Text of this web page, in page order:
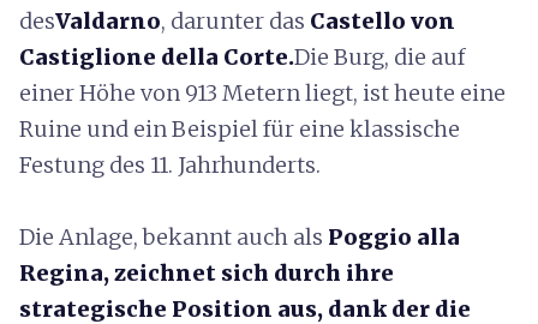
desValdarno, darunter das Castello von
Castiglione della Corte.Die Burg, die auf
einer Höhe von 913 Metern liegt, ist heute eine
Ruine und ein Beispiel für eine klassische
Festung des 11. Jahrhunderts.
Die Anlage, bekannt auch als Poggio alla
Regina, zeichnet sich durch ihre
strategische Position aus, dank der die